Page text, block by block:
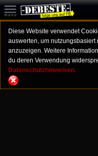
Diese Website verwendet
auswerten, um
anzuzeigen. Weitere
du deren Verwendung
Datenschutzhinweisen.